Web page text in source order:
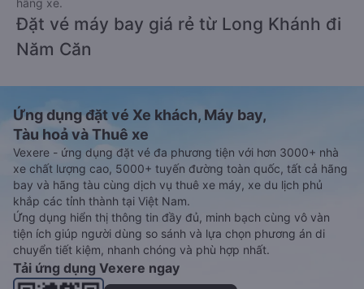
Đặt vé máy bay giá rẻ từ Long Khánh đi
Năm Căn
Ứng dụng đặt vé Xe khách, Máy bay,
Tàu hoả và Thuê xe
Vexere - ứng dụng đặt vé đa phương tiện với hơn 3000+ nhà
xe chất lượng cao, 5000+ tuyến đường toàn quốc, tất cả hãng
bay và hãng tàu cùng dịch vụ thuê xe máy, xe du lịch phủ
khắp các tỉnh thành tại Việt Nam.
Ứng dụng hiển thị thông tin đầy đủ, minh bạch cùng vô vàn
tiện ích giúp người dùng so sánh và lựa chọn phương án di
chuyển tiết kiệm, nhanh chóng và phù hợp nhất.
Tải ứng dụng Vexere ngay